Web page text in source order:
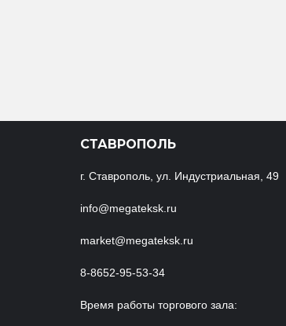
СТАВРОПОЛЬ
г. Ставрополь, ул. Индустриальная, 49
info@megateksk.ru
market@megateksk.ru
8-8652-95-53-34
Время работы торгового зала: